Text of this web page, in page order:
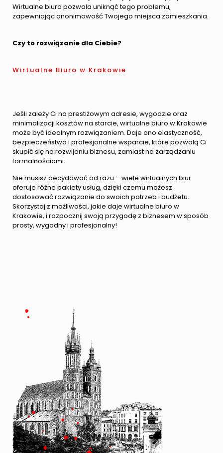
Wirtualne biuro pozwala uniknąć tego problemu,
zapewniając anonimowość Twojego miejsca zamieszkania.
Czy to rozwiązanie dla Ciebie?
Wirtualne Biuro w Krakowie
Jeśli zależy Ci na prestiżowym adresie, wygodzie oraz
minimalizacji kosztów na starcie, wirtualne biuro w Krakowie
może być idealnym rozwiązaniem. Daje ono elastyczność,
bezpieczeństwo i profesjonalne wsparcie, które pozwolą Ci
skupić się na rozwijaniu biznesu, zamiast na zarządzaniu
formalnościami.
Nie musisz decydować od razu – wiele wirtualnych biur
oferuje różne pakiety usług, dzięki czemu możesz
dostosować rozwiązanie do swoich potrzeb i budżetu.
Skorzystaj z możliwości, jakie daje wirtualne biuro w
Krakowie, i rozpocznij swoją przygodę z biznesem w sposób
prosty, wygodny i profesjonalny!